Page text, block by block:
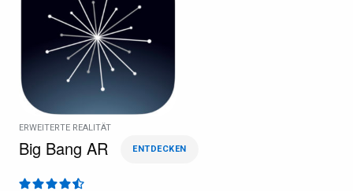
ERWEITERTE REALITÄT
Big Bang AR ENTDECKEN